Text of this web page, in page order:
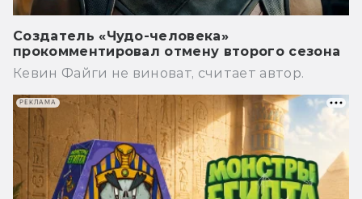
Создатель «Чудо-человека»
прокомментировал отмену второго сезона
Кевин Файги не виноват, считает автор.
РЕКЛАМА